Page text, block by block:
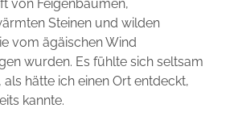
von Feigenbäumen,
Steinen und wilden
vom ägäischen Wind
wurden. Es fühlte sich seltsam
hätte ich einen Ort entdeckt,
kannte.